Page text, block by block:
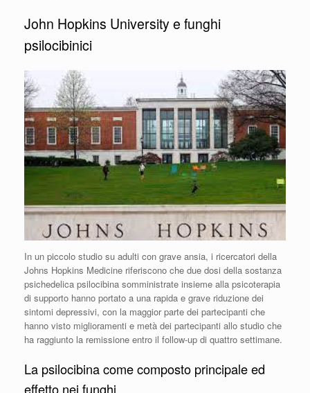
John Hopkins University e funghi
psilocibinici
In un piccolo studio su adulti con grave ansia, i ricercatori della
Johns Hopkins Medicine riferiscono che due dosi della sostanza
psichedelica psilocibina somministrate insieme alla psicoterapia
di supporto hanno portato a una rapida e grave riduzione dei
sintomi depressivi, con la maggior parte dei partecipanti che
hanno visto miglioramenti e metà dei partecipanti allo studio che
ha raggiunto la remissione entro il follow-up di quattro settimane.
La psilocibina come composto principale ed
effetto nei funghi